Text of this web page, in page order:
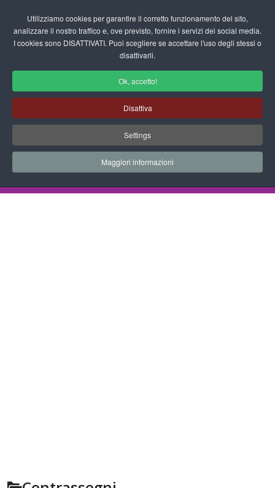
Utilizziamo cookies per garantire il corretto funzionamento del sito,
analizzare il nostro traffico e, ove previsto, fornire i servizi dei social media.
I cookies sono DISATTIVATI. Puoi scegliere se accettare l'uso degli stessi o
disattivarli.
Ok, accetto!
Disattiva
Settings
Maggiori informazioni
fas
Contrassegni per la Scuola
dell'Infanzia
Schede didattiche - Contrassegni
Documenti Schede Didattiche